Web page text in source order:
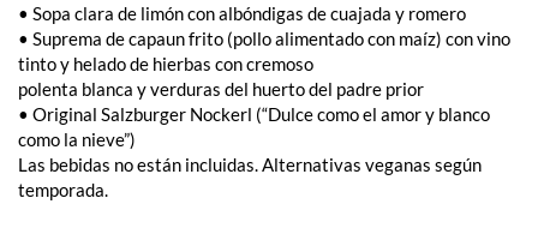
• Sopa clara de limón con albóndigas de cuajada y romero
• Suprema de capaun frito (pollo alimentado con maíz) con vino
tinto y helado de hierbas con cremoso
polenta blanca y verduras del huerto del padre prior
• Original Salzburger Nockerl (“Dulce como el amor y blanco
como la nieve”)
Las bebidas no están incluidas. Alternativas veganas según
temporada.